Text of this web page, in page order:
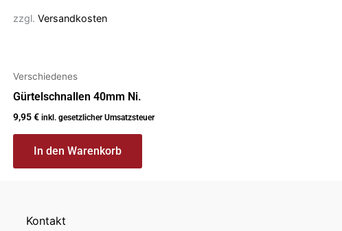
zzgl. Versandkosten
Verschiedenes
Gürtelschnallen 40mm Ni.
9,95€ inkl. gesetzlicher Umsatzsteuer
In den Warenkorb
Kontakt